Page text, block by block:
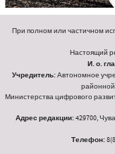
При полном или частичном
Настоящий
И. о.
Учредитель:Автономное
районной
Министерства цифрового
Адрес редакции:429700,
Телефон: